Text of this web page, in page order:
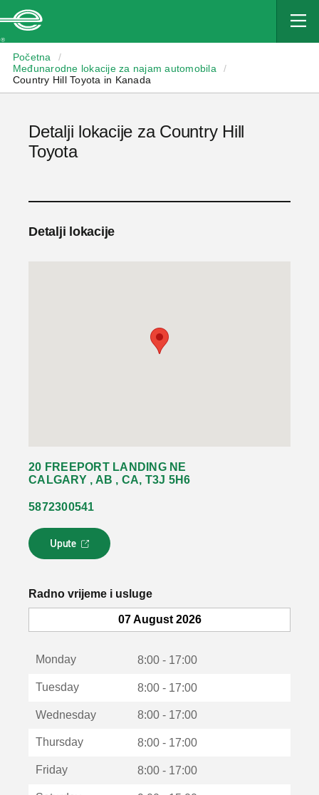
Početna
/
Međunarodne lokacije za najam automobila
/
Country Hill Toyota in Kanada
Detalji lokacije za Country Hill
Toyota
Detalji lokacije
20 FREEPORT LANDING NE
CALGARY , AB , CA, T3J 5H6
5872300541
Upute
L
i
k
o
u
Radno vrijeme i usluge
07 August 2026
Monday 8:00 - 17:00
Tuesday 8:00 - 17:00
Wednesday 8:00 - 17:00
Thursday 8:00 - 17:00
Friday 8:00 - 17:00